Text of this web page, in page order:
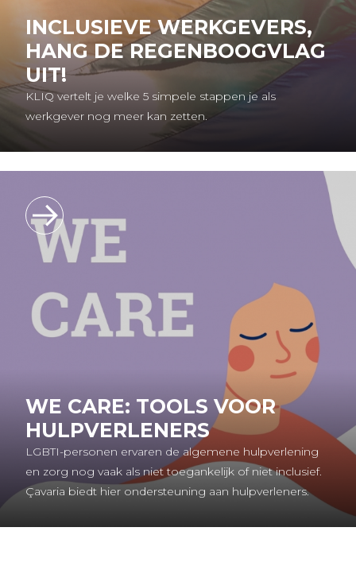
INCLUSIEVE WERKGEVERS,
HANG DE REGENBOOGVLAG
UIT!
KLIQ vertelt je welke 5 simpele stappen je als
werkgever nog meer kan zetten.
WE CARE: TOOLS VOOR
HULPVERLENERS
LGBTI-personen ervaren de algemene hulpverlening
en zorg nog vaak als niet toegankelijk of niet inclusief.
Çavaria biedt hier ondersteuning aan hulpverleners.